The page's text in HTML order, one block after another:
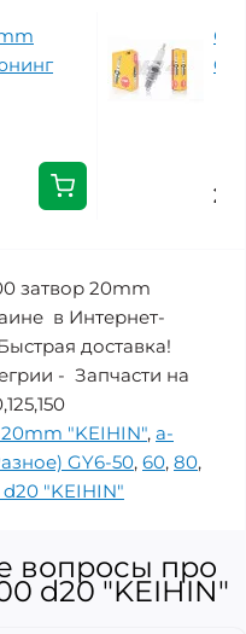
затвор 20mm
в Интернет-
доставка!
- Запчасти на
"KEIHIN", a-
GY6-50, 60, 80,
"KEIHIN"
вопросы про
d20 "KEIHIN"